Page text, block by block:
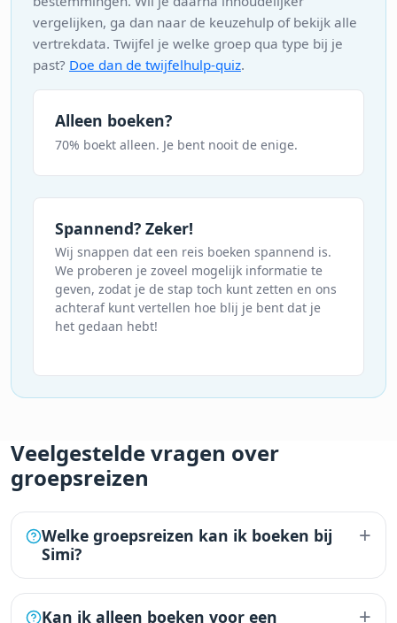
vergelijken, ga dan naar de keuzehulp of bekijk alle
vertrekdata. Twijfel je welke groep qua type bij je
past? Doe dan de twijfelhulp-quiz.
Alleen boeken?
70% boekt alleen. Je bent nooit de enige.
Spannend? Zeker!
Wij snappen dat een reis boeken spannend is.
We proberen je zoveel mogelijk informatie te
geven, zodat je de stap toch kunt zetten en ons
achteraf kunt vertellen hoe blij je bent dat je
het gedaan hebt!
Veelgestelde vragen over
groepsreizen
Welke groepsreizen kan ik boeken bij
Simi?
+
Kan ik alleen boeken voor een
+